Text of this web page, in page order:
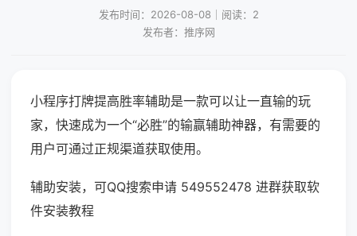
发布时间：2026-08-08｜阅读：2
发布者：推序网
小程序打牌提高胜率辅助是一款可以让一直输的玩
家，快速成为一个“必胜”的输赢辅助神器，有需要的
用户可通过正规渠道获取使用。
辅助安装，可QQ搜索申请 549552478 进群获取软
件安装教程